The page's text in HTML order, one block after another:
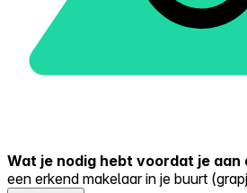
Wat je nodig hebt voordat je aan
een erkend makelaar in je buurt